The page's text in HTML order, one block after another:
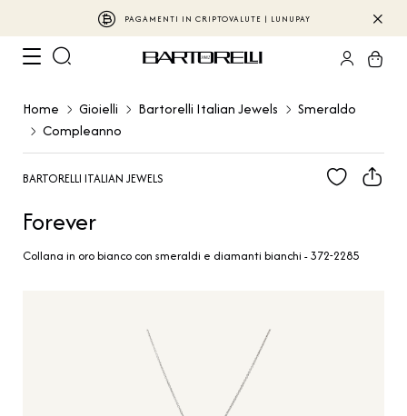
PAGAMENTI IN CRIPTOVALUTE | LUNUPAY
Home Gioielli Bartorelli Italian Jewels
Smeraldo
Compleanno
BARTORELLI ITALIAN JEWELS
Forever
Collana in oro bianco con smeraldi e diamanti bianchi - 372-2285